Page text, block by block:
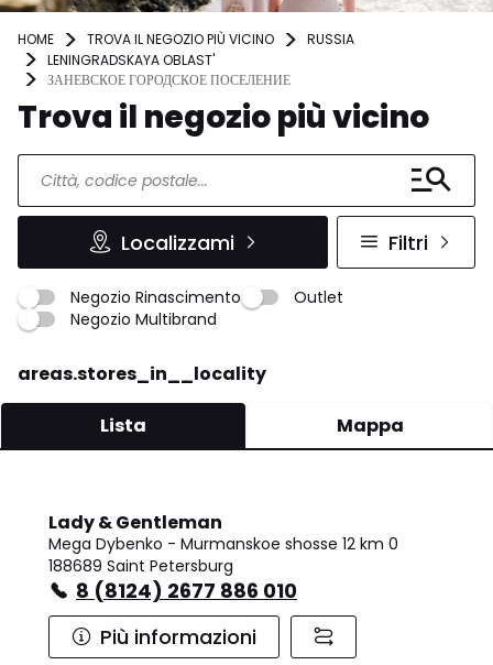
HOME TROVA IL NEGOZIO PIÙ VICINO
RUSSIA
LENINGRADSKAYA OBLAST'
ЗАНЕВСКОЕ ГОРОДСКОЕ ПОСЕЛЕНИЕ
Trova il negozio più vicino
Localizzami Filtri
Negozio Rinascimento
Outlet
Negozio Multibrand
areas.stores_in__locality
Lista Mappa
Lady & Gentleman
Mega Dybenko - Murmanskoe shosse 12 km 0
188689 Saint Petersburg
8 (8124) 2677 886 010
Più informazioni